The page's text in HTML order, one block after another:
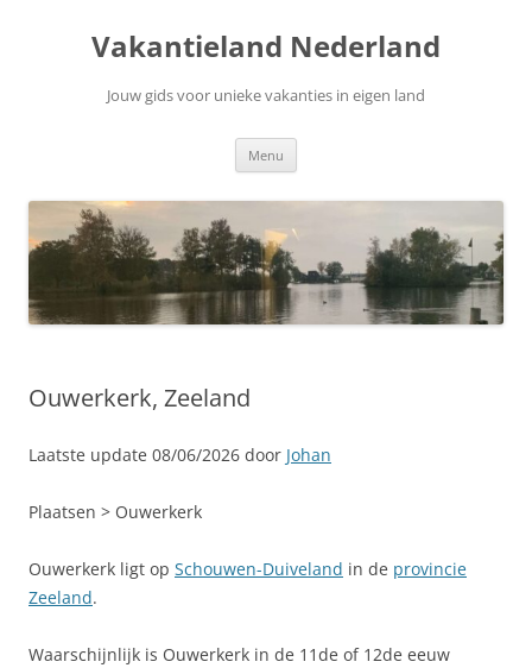
Vakantieland Nederland
Jouw gids voor unieke vakanties in eigen land
Menu
Ouwerkerk, Zeeland
Laatste update 08/06/2026 door Johan
Plaatsen > Ouwerkerk
Ouwerkerk ligt op Schouwen-Duiveland in de provincie
Zeeland.
Waarschijnlijk is Ouwerkerk in de 11de of 12de eeuw